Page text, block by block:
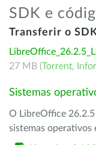
SDK e
Transferir o
27 MB (Torrent,
Sistemas
O LibreOffice
sistemas operativos